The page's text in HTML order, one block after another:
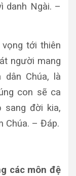
danh Ngài. –
tới thiên
người mang
Chúa, là
con sẽ ca
sang đời kia,
Chúa. – Đáp.
các môn đệ